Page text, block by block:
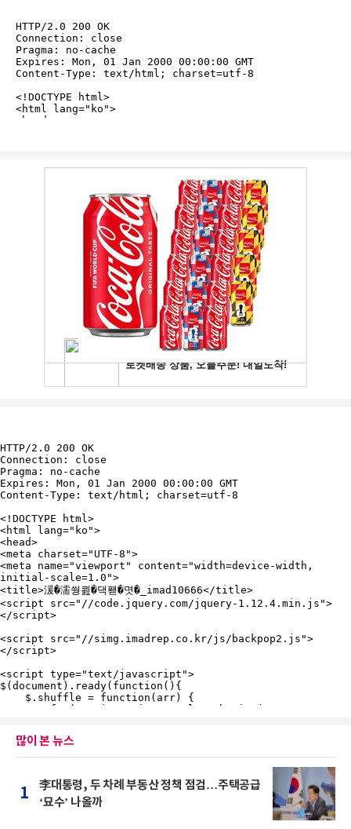
많이 본 뉴스
1
李대통령, 두 차례 부동산 정책 점검…주택공급
‘묘수’ 나올까